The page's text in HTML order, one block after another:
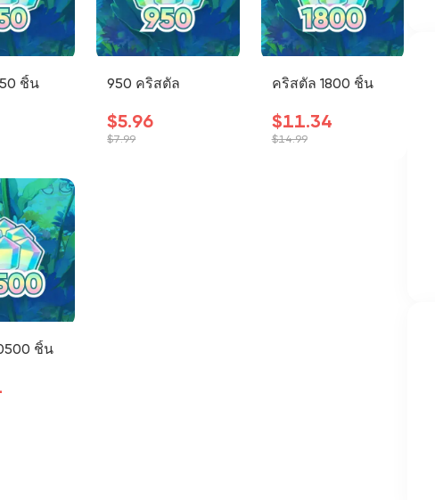
ชิ้น 950 คริสตัล
$5.96
$7.99
คริสตัล 1800 ชิ้น
$11.34
$14.99
ชิ้น